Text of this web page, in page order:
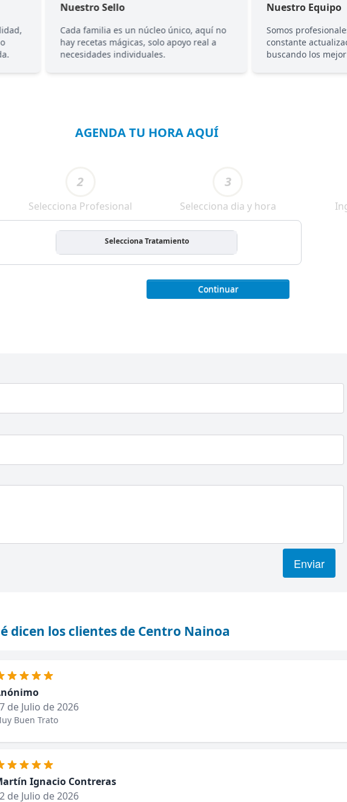
Nuestro Sello
Cada familia es un núcleo único, aquí no
hay recetas mágicas, solo apoyo real a
necesidades individuales.
Nuestro Equipo
Somos
constante
buscando los
AGENDA TU HORA AQUÍ
2
Selecciona Profesional
3
Selecciona dia y hora
Selecciona Tratamiento
Continuar
Enviar
dicen los clientes de Centro Nainoa
de Julio de 2026
Buen Trato
Ignacio Contreras
de Julio de 2026